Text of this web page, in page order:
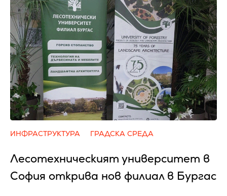
ИНФРАСТРУКТУРА ГРАДСКА СРЕДА
Лесотехническият университет в
София открива нов филиал в Бургас